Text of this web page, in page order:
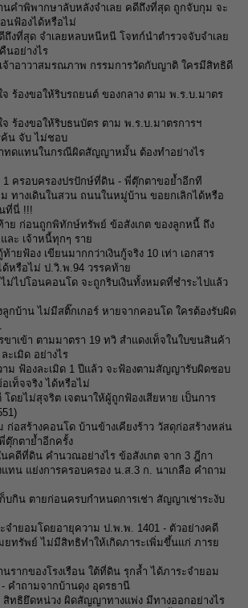
นคำพิพากษาลับหลังจำเลย คดีถึงที่สุด ถูกจับกุม จะ
นฟ้องได้หรือไม่
ถึงที่สุด จำเลยหลบหนีหนี โจทก์นำตำรวจจับจำเลย
นอย่างไร
จ้าอาวาสมรณภาพ กรรมการวัดกับญาติ ใครมีสิทธิดี
ร้องขอให้ริบรถยนต์ ของกลาง ตาม พ.ร.บ.มาตร
ร้องขอให้ริบธนบัตร ตาม พ.ร.บ.มาตรการฯ
ค้น จับ ไม่ชอบ
าทดแทนในกรณีผิดสัญญาหมั้น ต้องทำอย่างไร
1 ครอบครองปรปักษ์ที่ดิน - พี่ตุ๊กตาขอย้ำอีกที
ทางเดินในสวน ถนนในหมู่บ้าน ขอยกเลิกได้หรือ
ที่นี่ !!!
าย ก่อนถูกพิทักษ์ทรัพย์ ข้อสังเกต ของลูกหนี้ ถึง
ละ เจ้าหนี้ทุกๆ ราย
ายฟ้อง เขียนมากกว่าเงินกู้จริง 10 เท่า เอกสาร
หรือไม่ ป.วิ.พ.94 วรรคท้าย
ม่ไปโอนคอนโด จะถูกริบเงินทั้งหมดที่ชำระไปแล้ว
กบ้าน ไม่มีสติ๊กเกอร์ หายจากคอนโด ใครต้องรับผิด
าเข้า ตามมาตรา 19 ทวิ สำแดงเท็จในใบขนสินค้า
ะเมิด อย่างไร
ม ฟ้องละเมิด 1 ปีแล้ว จะฟ้องตามสัญญารับผิดชอบ
เท็จจริง ได้หรือไม่
โดยไม่สุจริต เจตนาให้ผู้ถูกฟ้องเสียหาย เป็นการ
ก่อสร้างคอนโด บ้านข้างเคียงร้าว วัสดุก่อสร้างหล่น
ตุ๊กตาย้ำอีกครั้ง
คดีที่ดิน คำนวณอย่างไร ข้อสังเกต จาก 3 ฎีกา
ทน แย่งการครอบครอง น.ส.3 ก. นาเกลือ คำถาม
บกิน ตายก่อนครบกำหนดการเช่า สัญญาเช่าระงับ
จำยอมโดยอายุความ ป.พ.พ. 1401 - ตัวอย่างคดี
ยทรัพย์ ไม่มีสิทธิทำให้เกิดภาระเพิ่มขึ้นแก่ ภารย
นรากของโรงเรือน ใต้ที่ดิน รุกล้ำ ได้ภาระจำยอม
คำถามจากบ้านดุง อุดรธานี
สิทธิยึดหน่วง ผิดสัญญาทางแพ่ง มีทางออกอย่างไร